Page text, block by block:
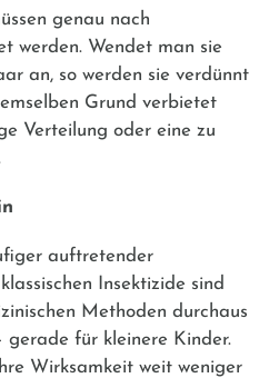
genau nach
werden. Wendet man sie
an, so werden sie verdünnt
Grund verbietet
Verteilung oder eine zu
auftretender
Insektizide sind
Methoden durchaus
gerade für kleinere Kinder.
Wirksamkeit weit weniger